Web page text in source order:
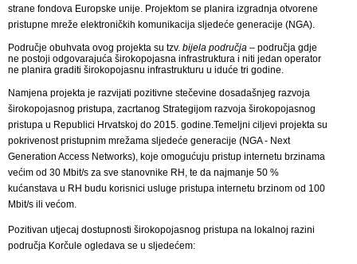
strane fondova Europske unije. Projektom se planira izgradnja otvorene
pristupne mreže elektroničkih komunikacija sljedeće generacije (NGA).
Područje obuhvata ovog projekta su tzv. bijela područja – područja gdje
ne postoji odgovarajuća širokopojasna infrastruktura i niti jedan operator
ne planira graditi širokopojasnu infrastrukturu u iduće tri godine.
Namjena projekta je razvijati pozitivne stečevine dosadašnjeg razvoja
širokopojasnog pristupa, zacrtanog Strategijom razvoja širokopojasnog
pristupa u Republici Hrvatskoj do 2015. godine.Temeljni ciljevi projekta su
pokrivenost pristupnim mrežama sljedeće generacije (NGA - Next
Generation Access Networks), koje omogućuju pristup internetu brzinama
većim od 30 Mbit/s za sve stanovnike RH, te da najmanje 50 %
kućanstava u RH budu korisnici usluge pristupa internetu brzinom od 100
Mbit/s ili većom.
Pozitivan utjecaj dostupnosti širokopojasnog pristupa na lokalnoj razini
područja Korčule ogledava se u sljedećem: